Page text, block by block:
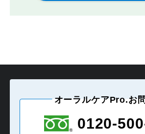
オーラルケアPro.お
0120-